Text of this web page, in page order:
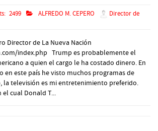
2499 ALFREDO M. CEPERO
Director de
Director de La Nueva Nación
index.php Trump es probablemente el
a quien el cargo le ha costado dinero. En
en este país he visto muchos programas de
la televisión es mi entretenimiento preferido.
el cual Donald T...